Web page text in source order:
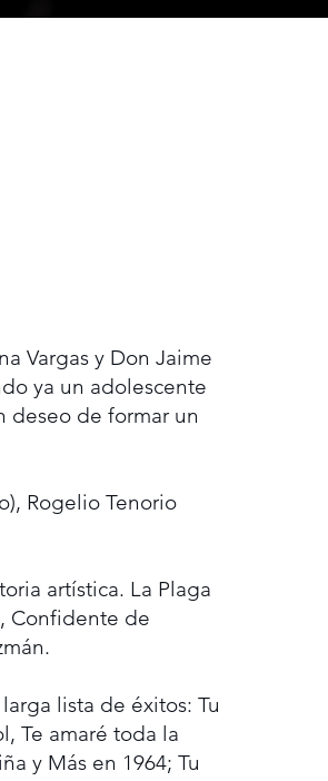
Vargas y Don Jaime
ya un adolescente
deseo de formar un
Rogelio Tenorio
artística. La Plaga
Confidente de
lista de éxitos: Tu
Te amaré toda la
y Más en 1964; Tu